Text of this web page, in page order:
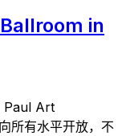
in
Paul Art
所有水平开放，不